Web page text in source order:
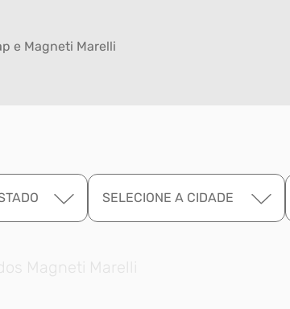
e Magneti Marelli
SELECIONE A CIDADE
Magneti Marelli